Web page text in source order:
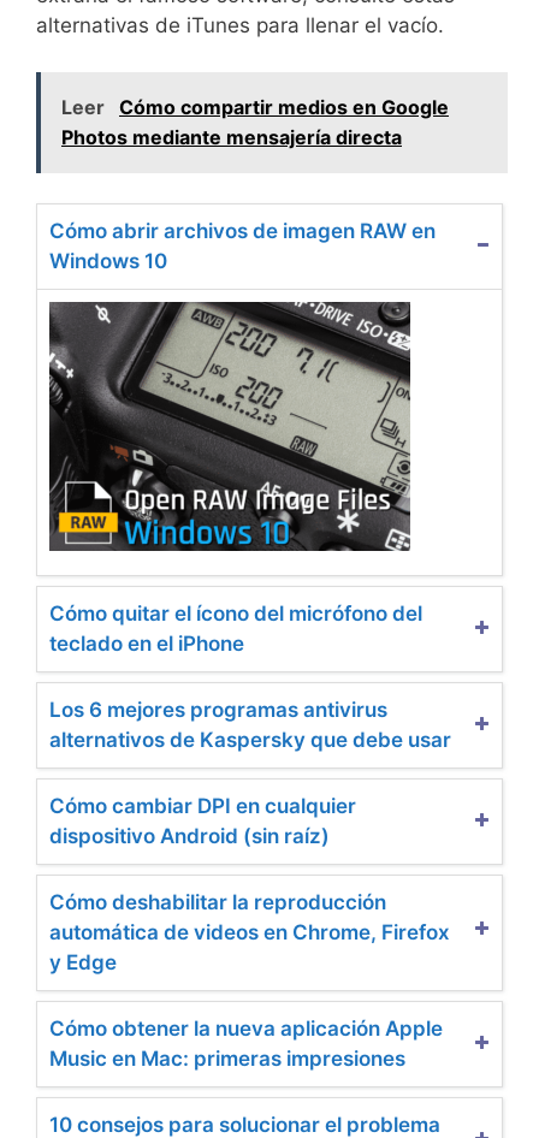
alternativas de iTunes para llenar el vacío.
Leer Cómo compartir medios en Google
Photos mediante mensajería directa
Cómo abrir archivos de imagen RAW en
Windows 10
Cómo quitar el ícono del micrófono del
teclado en el iPhone
Los 6 mejores programas antivirus
alternativos de Kaspersky que debe usar
Cómo cambiar DPI en cualquier
dispositivo Android (sin raíz)
Cómo deshabilitar la reproducción
automática de videos en Chrome, Firefox
y Edge
Cómo obtener la nueva aplicación Apple
Music en Mac: primeras impresiones
10 consejos para solucionar el problema